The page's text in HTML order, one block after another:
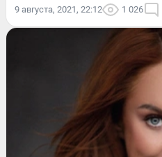
9 августа, 2021, 22:12 1 026